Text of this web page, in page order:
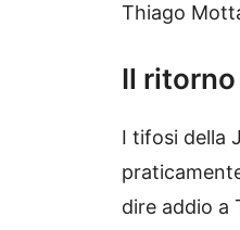
Thiago
Il
I tifosi della
dire addio a